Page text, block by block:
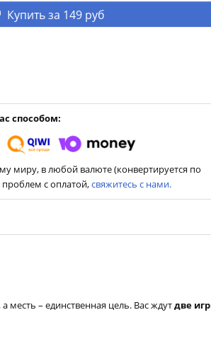
Купить за 149 руб
способом:
миру, в любой валюте (конвертируется по
проблем с оплатой,свяжитесь с нами.
месть – единственная цель. Вас ждутдве